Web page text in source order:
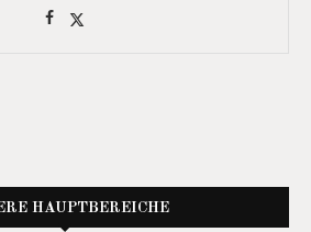
HAUPTBEREICHE